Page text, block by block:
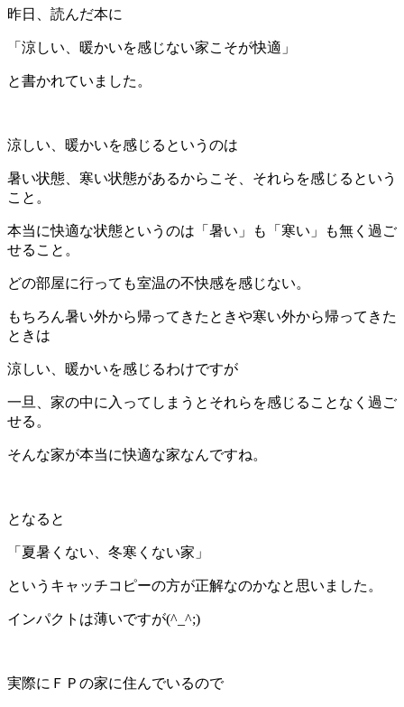
昨日、読んだ本に
「涼しい、暖かいを感じない家こそが快適」
と書かれていました。
涼しい、暖かいを感じるというのは
暑い状態、寒い状態があるからこそ、それらを感じるという
こと。
本当に快適な状態というのは「暑い」も「寒い」も無く過ご
せること。
どの部屋に行っても室温の不快感を感じない。
もちろん暑い外から帰ってきたときや寒い外から帰ってきた
ときは
涼しい、暖かいを感じるわけですが
一旦、家の中に入ってしまうとそれらを感じることなく過ご
せる。
そんな家が本当に快適な家なんですね。
となると
「夏暑くない、冬寒くない家」
というキャッチコピーの方が正解なのかなと思いました。
インパクトは薄いですが(^_^;)
実際にＦＰの家に住んでいるので